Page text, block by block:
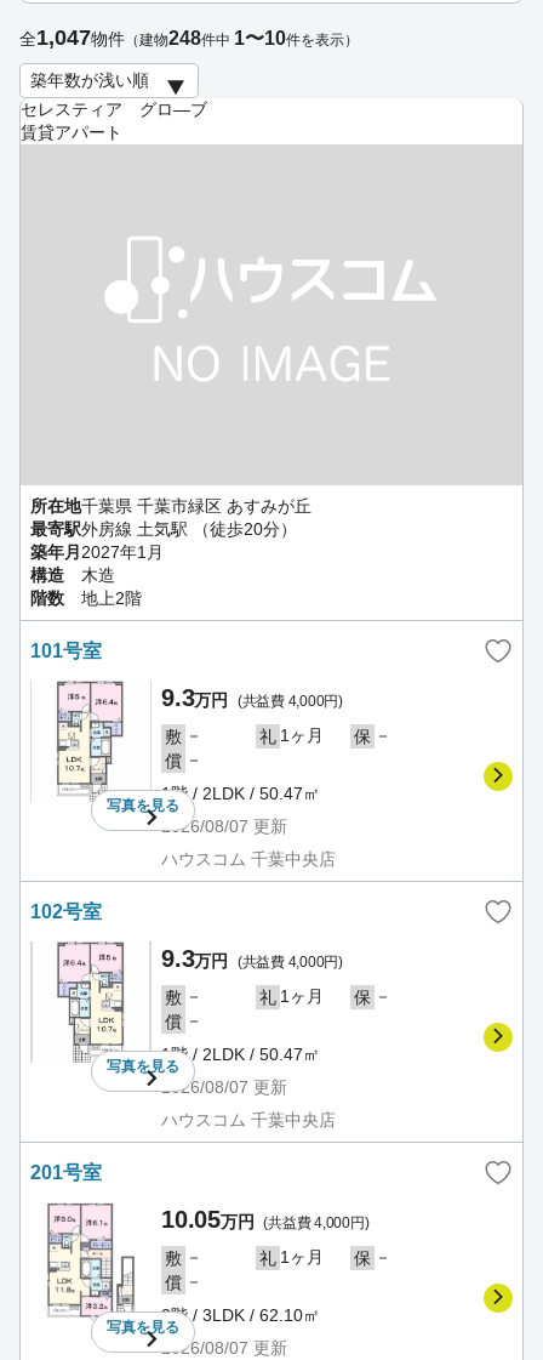
セレスティア グロ―ブ
賃貸アパート
所在地千葉県 千葉市緑区 あすみが丘
最寄駅外房線 土気駅 （徒歩20分）
築年月 2027年1月
構造
木造
階数
地上2階
101号室
写真を見る
9.3万円 (共益費 4,000円)
敷 － 礼 1ヶ月 保 －
償 －
1階 / 2LDK / 50.47㎡
2026/08/07 更新
ハウスコム 千葉中央店
102号室
写真を見る
9.3万円 (共益費 4,000円)
敷 － 礼 1ヶ月 保 －
償 －
1階 / 2LDK / 50.47㎡
2026/08/07 更新
ハウスコム 千葉中央店
201号室
写真を見る
10.05万円 (共益費 4,000円)
敷 － 礼 1ヶ月 保 －
償 －
2階 / 3LDK / 62.10㎡
2026/08/07 更新
全1,047物件 （建物248件中 1〜10件を表示）